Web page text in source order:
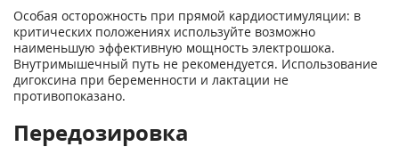
Особая осторожность при прямой кардиостимуляции: в
критических положениях используйте возможно
наименьшую эффективную мощность электрошока.
Внутримышечный путь не рекомендуется. Использование
дигоксина при беременности и лактации не
противопоказано.
Передозировка